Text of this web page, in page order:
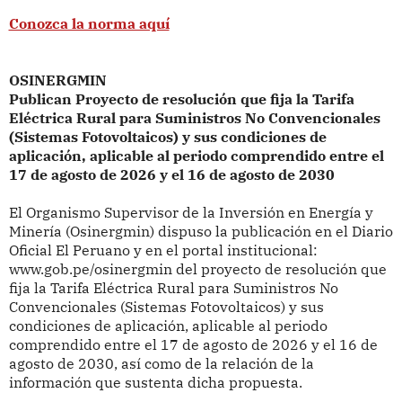
Conozca la norma aquí
OSINERGMIN
Publican Proyecto de resolución que fija la Tarifa
Eléctrica Rural para Suministros No Convencionales
(Sistemas Fotovoltaicos) y sus condiciones de
aplicación, aplicable al periodo comprendido entre el
17 de agosto de 2026 y el 16 de agosto de 2030
El Organismo Supervisor de la Inversión en Energía y
Minería (Osinergmin) dispusola publicación en el Diario
Oficial El Peruano y en el portal institucional:
www.gob.pe/osinergmin del proyecto de resolución que
fija la Tarifa Eléctrica Rural para Suministros No
Convencionales (Sistemas Fotovoltaicos) y sus
condiciones de aplicación, aplicable al periodo
comprendido entre el 17 de agosto de 2026 y el 16 de
agosto de 2030, así como de la relación de la
información que sustenta dicha propuesta.